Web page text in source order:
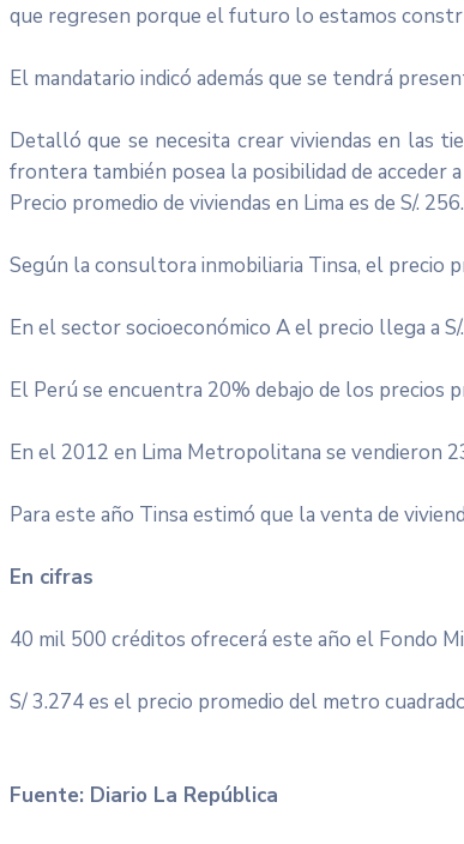
que regresen porque el futuro lo estamos
El mandatario indicó además que se tendrá
Detalló que se necesita crear viviendas en las
frontera también posea la posibilidad de acceder
Precio promedio de viviendas en Lima es de S/.
Según la consultora inmobiliaria Tinsa, el precio
En el sector socioeconómico A el precio llega a
El Perú se encuentra 20% debajo de los precios
En el 2012 en Lima Metropolitana se vendieron
Para este año Tinsa estimó que la venta de
En cifras
40 mil 500 créditos ofrecerá este año el Fondo
S/ 3.274 es el precio promedio del metro
Fuente: Diario La República